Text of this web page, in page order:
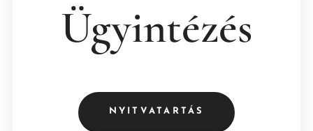
Ügyintézés
NYITVATARTÁS